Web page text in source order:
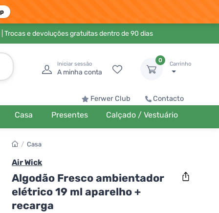
| Trocas e devoluções gratuitas dentro de 90 dias
Iniciar sessão
A minha conta
0
Carrinho
Ferwer Club Contacto
Casa Presentes Calçado / Vestuário
/ Casa
Air Wick
Algodão Fresco ambientador
elétrico 19 ml aparelho +
recarga